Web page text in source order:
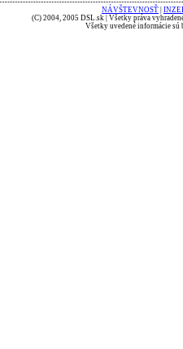
NÁVŠTEVNOSŤ
(C) 2004, 2005 DSL.sk | Všetky práva
Všetky uvedené informácie sú